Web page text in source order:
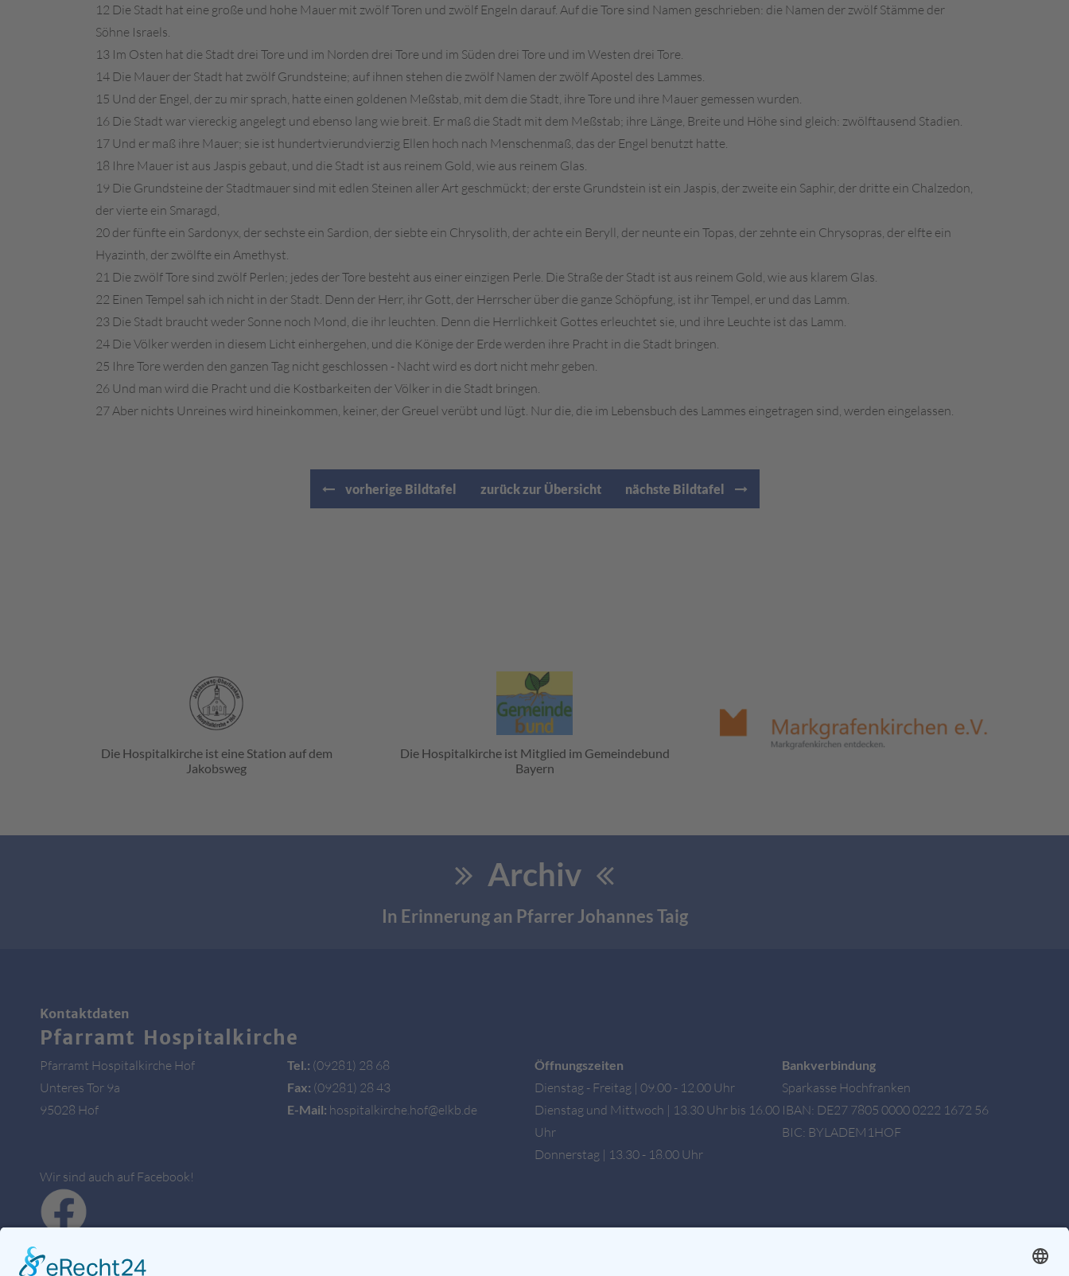
12 Die Stadt hat eine große und hohe Mauer mit zwölf Toren und zwölf Engeln darauf. Auf die Tore sind Namen geschrieben: die Namen der zwölf Stämme der
Söhne Israels.
13 Im Osten hat die Stadt drei Tore und im Norden drei Tore und im Süden drei Tore und im Westen drei Tore.
14 Die Mauer der Stadt hat zwölf Grundsteine; auf ihnen stehen die zwölf Namen der zwölf Apostel des Lammes.
15 Und der Engel, der zu mir sprach, hatte einen goldenen Meßstab, mit dem die Stadt, ihre Tore und ihre Mauer gemessen wurden.
16 Die Stadt war viereckig angelegt und ebenso lang wie breit. Er maß die Stadt mit dem Meßstab; ihre Länge, Breite und Höhe sind gleich: zwölftausend Stadien.
17 Und er maß ihre Mauer; sie ist hundertvierundvierzig Ellen hoch nach Menschenmaß, das der Engel benutzt hatte.
18 Ihre Mauer ist aus Jaspis gebaut, und die Stadt ist aus reinem Gold, wie aus reinem Glas.
19 Die Grundsteine der Stadtmauer sind mit edlen Steinen aller Art geschmückt; der erste Grundstein ist ein Jaspis, der zweite ein Saphir, der dritte ein Chalzedon,
der vierte ein Smaragd,
20 der fünfte ein Sardonyx, der sechste ein Sardion, der siebte ein Chrysolith, der achte ein Beryll, der neunte ein Topas, der zehnte ein Chrysopras, der elfte ein
Hyazinth, der zwölfte ein Amethyst.
21 Die zwölf Tore sind zwölf Perlen; jedes der Tore besteht aus einer einzigen Perle. Die Straße der Stadt ist aus reinem Gold, wie aus klarem Glas.
22 Einen Tempel sah ich nicht in der Stadt. Denn der Herr, ihr Gott, der Herrscher über die ganze Schöpfung, ist ihr Tempel, er und das Lamm.
23 Die Stadt braucht weder Sonne noch Mond, die ihr leuchten. Denn die Herrlichkeit Gottes erleuchtet sie, und ihre Leuchte ist das Lamm.
24 Die Völker werden in diesem Licht einhergehen, und die Könige der Erde werden ihre Pracht in die Stadt bringen.
25 Ihre Tore werden den ganzen Tag nicht geschlossen - Nacht wird es dort nicht mehr geben.
26 Und man wird die Pracht und die Kostbarkeiten der Völker in die Stadt bringen.
27 Aber nichts Unreines wird hineinkommen, keiner, der Greuel verübt und lügt. Nur die, die im Lebensbuch des Lammes eingetragen sind, werden eingelassen.
vorherige Bildtafel zurück zur Übersicht nächste Bildtafel
Die Hospitalkirche ist eine Station auf dem
Jakobsweg
Die Hospitalkirche ist Mitglied im Gemeindebund
Bayern
Archiv
In Erinnerung an Pfarrer Johannes Taig
Kontaktdaten
Pfarramt Hospitalkirche
Pfarramt Hospitalkirche Hof
Unteres Tor 9a
95028 Hof
Tel.: (09281) 28 68
Fax: (09281) 28 43
E-Mail: hospitalkirche.hof@elkb.de
Öffnungszeiten
Dienstag - Freitag | 09.00 - 12.00 Uhr
Dienstag und Mittwoch | 13.30 Uhr bis 16.00
Uhr
Donnerstag | 13.30 - 18.00 Uhr
Bankverbindung
Sparkasse Hochfranken
IBAN: DE27 7805 0000 0222 1672 56
BIC: BYLADEM1HOF
Wir sind auch auf Facebook!